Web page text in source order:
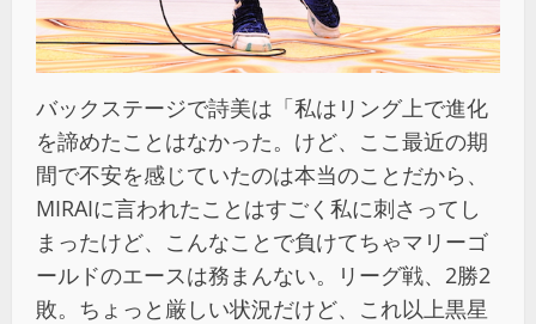
バックステージで詩美は「私はリング上で進化
を諦めたことはなかった。けど、ここ最近の期
間で不安を感じていたのは本当のことだから、
MIRAIに言われたことはすごく私に刺さってし
まったけど、こんなことで負けてちゃマリーゴ
ールドのエースは務まんない。リーグ戦、2勝2
敗。ちょっと厳しい状況だけど、これ以上黒星